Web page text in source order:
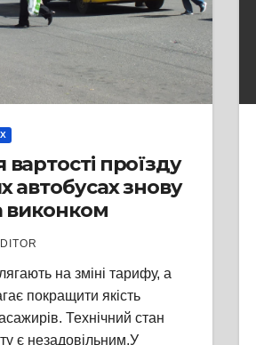
проїзду
автобусах знову
виконком
на зміні тарифу, а
покращити якість
Технічний стан
є незадовільним.У